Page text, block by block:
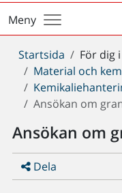
Meny
Du
är
här:
Startsida För dig
Material och
Ansökan om
Ansökan om
Dela